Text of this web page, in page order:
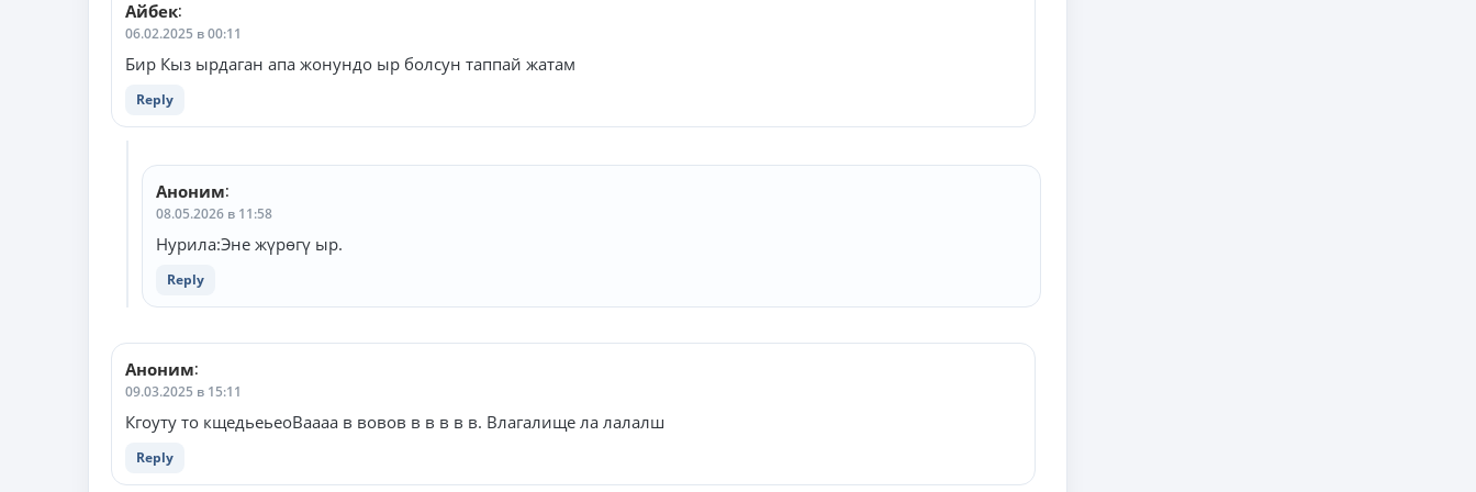
Айбек:
06.02.2025 в 00:11
Бир Кыз ырдаган апа жонундо ыр болсун таппай жатам
Reply
Аноним:
08.05.2026 в 11:58
Нурила:Эне жүрөгү ыр.
Reply
Аноним:
09.03.2025 в 15:11
Кгоуту то кщедьеьеоВаааа в вовов в в в в в. Влагалище ла лалалш
Reply